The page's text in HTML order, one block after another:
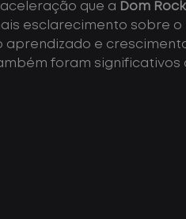
que a Dom Rock
esclarecimento sobre
aprendizado e
foram significativos